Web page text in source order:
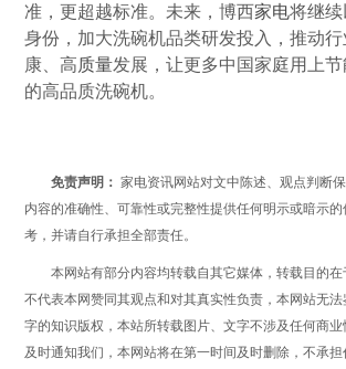
准，更超越标准。未来，博西家电将继
身份，加大洗碗机品类研发投入，推动
康、高质量发展，让更多中国家庭用上
的高品质洗碗机。
免责声明： 家电资讯网站对文中陈述、观点判断
内容的准确性、可靠性或完整性提供任何明示或暗示
考，并请自行承担全部责任。
本网站有部分内容均转载自其它媒体，转载目的
不代表本网赞同其观点和对其真实性负责，本网站无
字的知识版权，本站所转载图片、文字不涉及任何商
及时通知我们，本网站将在第一时间及时删除，不承